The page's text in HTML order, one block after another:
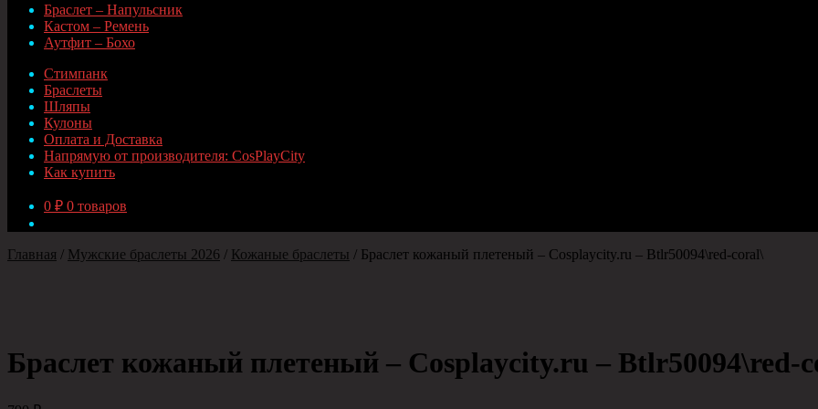
Браслет – Напульсник
Кастом – Ремень
Аутфит – Бохо
Стимпанк
Браслеты
Шляпы
Кулоны
Оплата и Доставка
Напрямую от производителя: CosPlayCity
Как купить
0 ₽ 0 товаров
Главная / Мужские браслеты 2026 / Кожаные браслеты / Браслет кожаный плетеный – Cosplaycity.ru – Btlr50094\red-coral\
Браслет кожаный плетеный – Cosplaycity.ru – Btlr50094\red-